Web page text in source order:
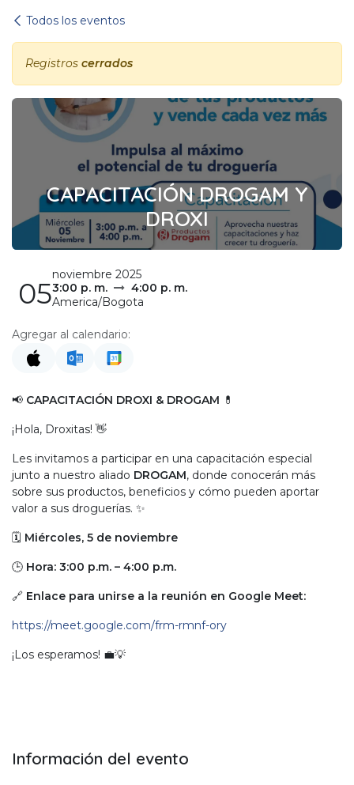
Todos los eventos
Registros cerrados
CAPACITACIÓN DROGAM Y
DROXI
05
noviembre 2025
3:00 p. m.
4:00 p. m.
America/Bogota
Agregar al calendario:
📢 CAPACITACIÓN DROXI & DROGAM 💊
¡Hola, Droxitas! 👋
Les invitamos a participar en una capacitación especial
junto a nuestro aliado DROGAM, donde conocerán más
sobre sus productos, beneficios y cómo pueden aportar
valor a sus droguerías. ✨
🗓 Miércoles, 5 de noviembre
🕒 Hora: 3:00 p.m. – 4:00 p.m.
🔗 Enlace para unirse a la reunión en Google Meet:
https://meet.google.com/frm-rmnf-ory
¡Los esperamos! 💼💡
Información del evento